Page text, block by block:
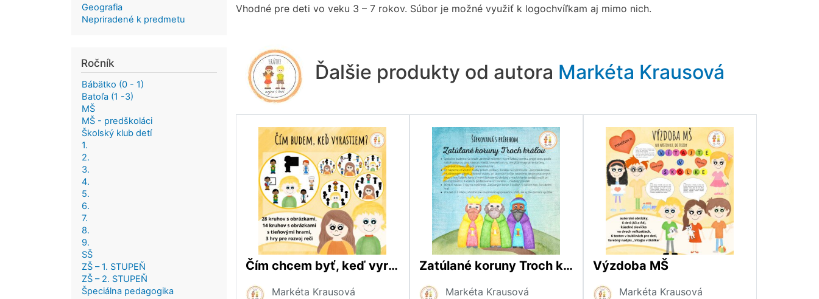
Vhodné pre deti vo veku 3 – 7 rokov. Súbor je možné využiť k logochvíľkam aj mimo nich.
Ďalšie produkty od autora Markéta Krausová
Čím chcem byť, keď vyrastiem? Povolanie
Markéta Krausová
Zatúlané koruny Troch kráľov - Šípkovaná s príbehom
Markéta Krausová
Výzdoba MŠ
Markéta Krausová
Geografia
Nepriradené k predmetu
Ročník
Bábätko (0 - 1)
Batoľa (1 -3)
MŠ
MŠ - predškoláci
Školský klub detí
1.
2.
3.
4.
5.
6.
7.
8.
9.
SŠ
ZŠ – 1. STUPEŇ
ZŠ – 2. STUPEŇ
Špeciálna pedagogika